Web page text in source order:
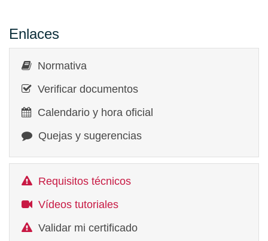
Enlaces
Normativa
Verificar documentos
Calendario y hora oficial
Quejas y sugerencias
Requisitos técnicos
Vídeos tutoriales
Validar mi certificado